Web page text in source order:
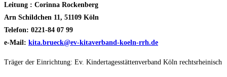
Leitung : Corinna Rockenberg
Arn Schildchen 11, 51109 Köln
Telefon: 0221-84 07 99
e-Mail: kita.brueck@ev-kitaverband-koeln-rrh.de
Träger der Einrichtung: Ev. Kindertagesstättenverband Köln rechtsrheinisch